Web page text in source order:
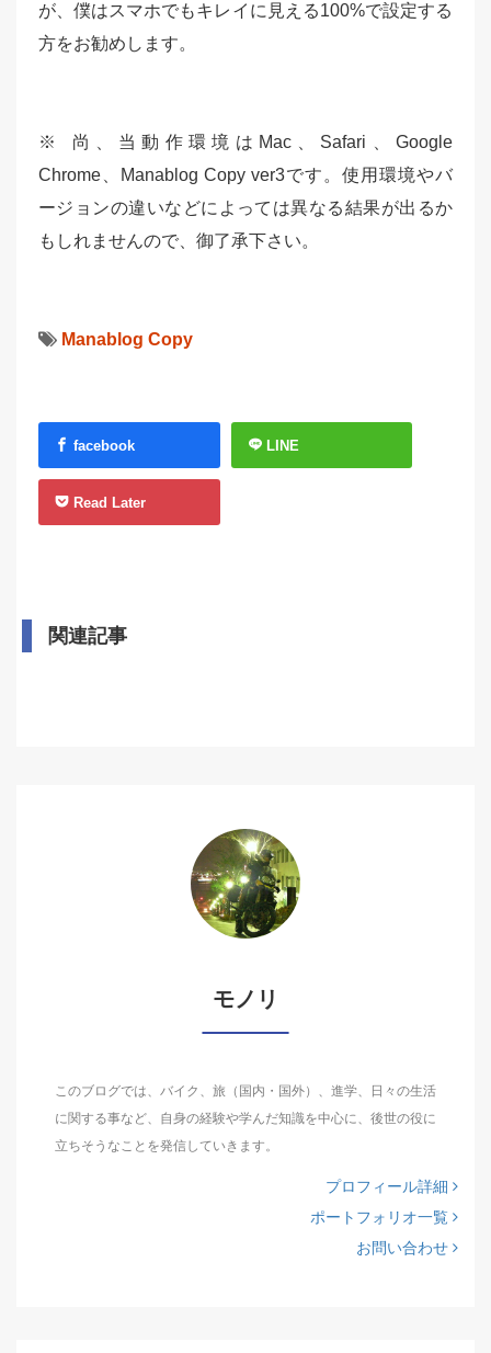
が、僕はスマホでもキレイに見える100%で設定する
方をお勧めします。
※ 尚、当動作環境はMac、Safari、Google
Chrome、Manablog Copy ver3です。使用環境やバ
ージョンの違いなどによっては異なる結果が出るか
もしれませんので、御了承下さい。
Manablog Copy
facebook LINE
Read Later
関連記事
モノリ
このブログでは、バイク、旅（国内・国外）、進学、日々の生活
に関する事など、自身の経験や学んだ知識を中心に、後世の役に
立ちそうなことを発信していきます。
プロフィール詳細
ポートフォリオ一覧
お問い合わせ